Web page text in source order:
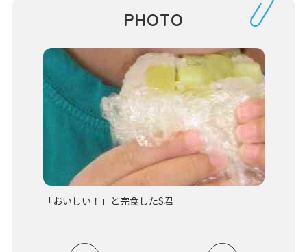
PHOTO
「おいしい！」と完食したS君